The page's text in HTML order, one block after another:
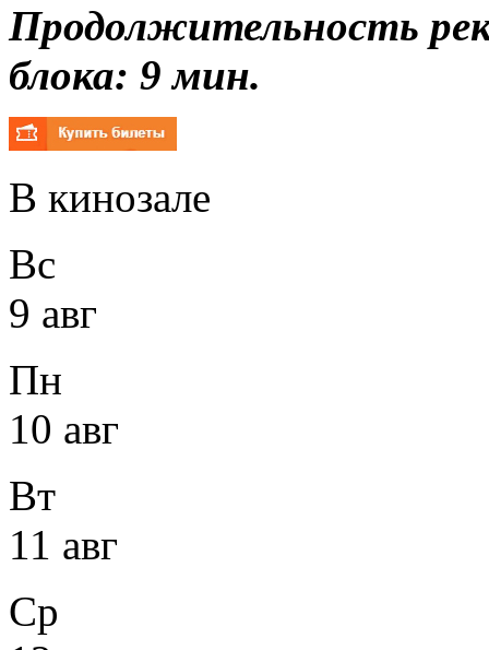
Продолжительность
блока: 9 мин.
В кинозале
Вс
9 авг
Пн
10 авг
Вт
11 авг
Ср